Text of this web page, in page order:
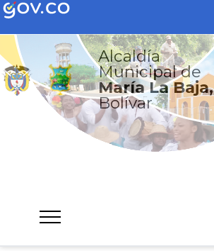
Alcaldía
Municipal de
María La Baja,
Bolívar